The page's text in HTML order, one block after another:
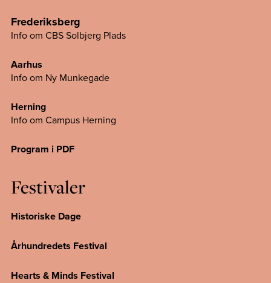
Frederiksberg
Info om CBS Solbjerg Plads
Aarhus
Info om Ny Munkegade
Herning
Info om Campus Herning
Program i PDF
Festivaler
Historiske Dage
Århundredets Festival
Hearts & Minds Festival